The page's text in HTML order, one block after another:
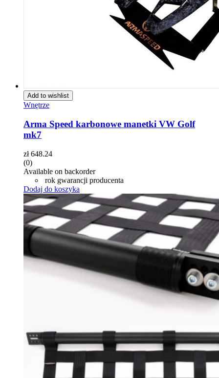
Add to wishlist
Wnętrze
Arma Speed karbonowe manetki VW Golf
mk7
zł648.24
(0)
Available on backorder
rok gwarancji producenta
Dodaj do koszyka